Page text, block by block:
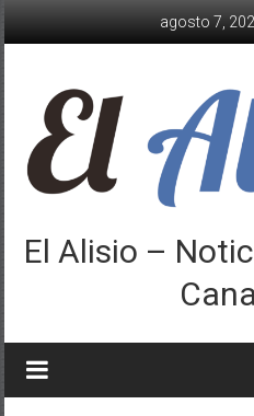
agosto 7,
El Alisio –